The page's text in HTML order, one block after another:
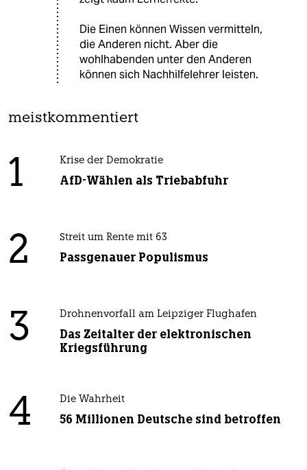
Die Einen können Wissen vermitteln,
die Anderen nicht. Aber die
wohlhabenden unter den Anderen
können sich Nachhilfelehrer leisten.
meistkommentiert
1 Krise der Demokratie
AfD-Wählen als Triebabfuhr
2 Streit um Rente mit 63
Passgenauer Populismus
3 Drohnenvorfall am Leipziger Flughafen
Das Zeitalter der elektronischen
Kriegsführung
4 Die Wahrheit
56 Millionen Deutsche sind betroffen